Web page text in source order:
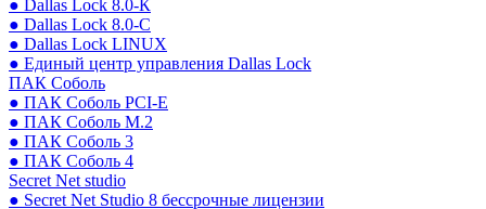
● Dallas Lock 8.0-К
● Dallas Lock 8.0-С
● Dallas Lock LINUX
● Единый центр управления Dallas Lock
ПАК Соболь
● ПАК Соболь PCI-E
● ПАК Соболь М.2
● ПАК Соболь 3
● ПАК Соболь 4
Secret Net studio
● Secret Net Studio 8 бессрочные лицензии